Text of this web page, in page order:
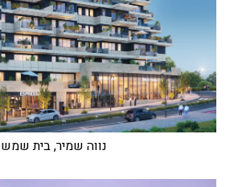
נווה שמיר, בית שמש